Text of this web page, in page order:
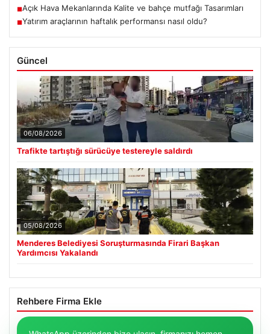
■Açık Hava Mekanlarında Kalite ve bahçe mutfağı Tasarımları
■Yatırım araçlarının haftalık performansı nasıl oldu?
Güncel
06/08/2026
Trafikte tartıştığı sürücüye testereyle saldırdı
05/08/2026
Menderes Belediyesi Soruşturmasında Firari Başkan
Yardımcısı Yakalandı
Rehbere Firma Ekle